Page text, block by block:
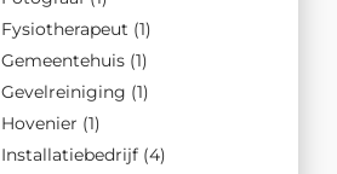
Fysiotherapeut (1)
Gemeentehuis (1)
Gevelreiniging (1)
Hovenier (1)
Installatiebedrijf (4)